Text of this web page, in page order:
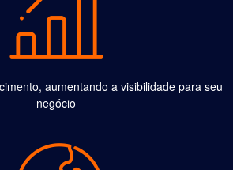
aumentando a visibilidade para seu
negócio